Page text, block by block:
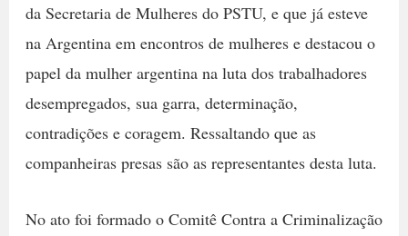
da Secretaria de Mulheres do PSTU, e que já esteve
na Argentina em encontros de mulheres e destacou o
papel da mulher argentina na luta dos trabalhadores
desempregados, sua garra, determinação,
contradições e coragem. Ressaltando que as
companheiras presas são as representantes desta luta.
No ato foi formado o Comitê Contra a Criminalização